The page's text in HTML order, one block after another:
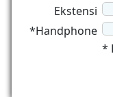
Ekstensi
*Handphone
*